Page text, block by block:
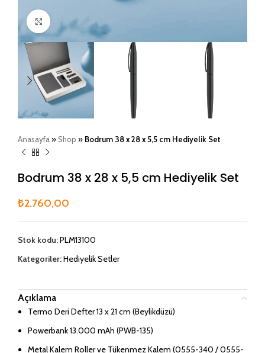
Click to enlarge
Anasayfa»Shop » Bodrum 38 x 28 x 5,5 cm Hediyelik Set
Bodrum 38 x 28 x 5,5 cm Hediyelik Set
₺2.760,00
Stok kodu:PLM13100
Kategoriler:Hediyelik Setler
Açıklama
Termo Deri Defter 13 x 21 cm (Beylikdüzü)
Powerbank 13.000 mAh (PWB-135)
Metal Kalem Roller ve Tükenmez Kalem (0555-340 / 0555-